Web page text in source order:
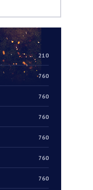
210
760
760
760
760
760
760